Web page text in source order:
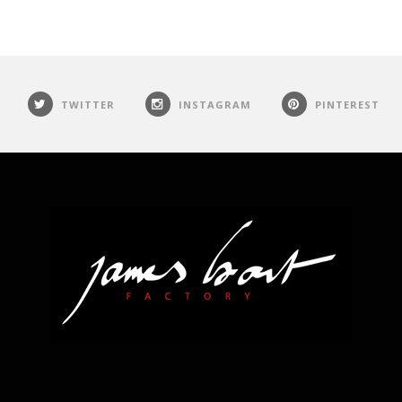
TWITTER INSTAGRAM PINTEREST